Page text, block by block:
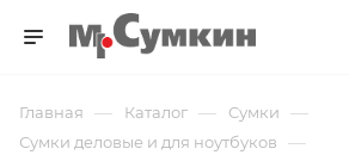
Главная — Каталог — Cумки —
Сумки деловые и для ноутбуков —